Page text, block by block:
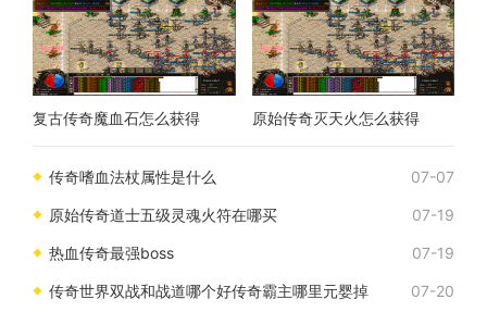
复古传奇魔血石怎么获得 原始传奇灭天火怎么获得
传奇嗜血法杖属性是什么 07-07
原始传奇道士五级灵魂火符在哪买 07-19
热血传奇最强boss 07-19
传奇世界双战和战道哪个好传奇霸主哪里元婴掉 07-20